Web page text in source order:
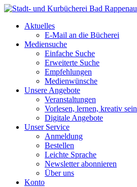
Aktuelles
E-Mail an die Bücherei
Mediensuche
Einfache Suche
Erweiterte Suche
Empfehlungen
Medienwünsche
Unsere Angebote
Veranstaltungen
Vorlesen, lernen, kreativ sein
Digitale Angebote
Unser Service
Anmeldung
Bestellen
Leichte Sprache
Newsletter abonnieren
Über uns
Konto